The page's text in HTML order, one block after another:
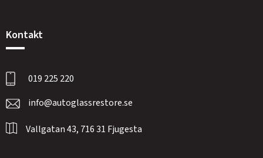
Kontakt
019 225 220
info@autoglassrestore.se
Vallgatan 43, 716 31 Fjugesta